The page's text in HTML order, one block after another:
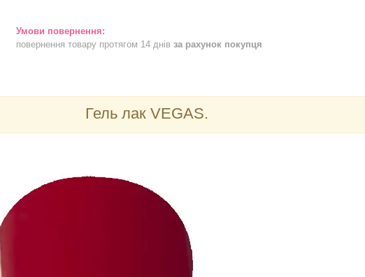
повернення товару протягом 14 днів за рахунок покупця
Гель лак VEGAS.